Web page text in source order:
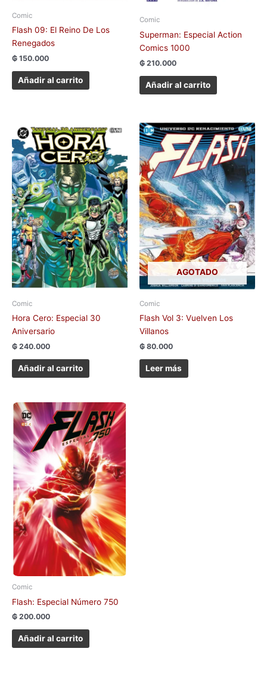
Comic
Flash 09: El Reino De Los
Renegados
₲ 150.000
Añadir al carrito
Comic
Superman: Especial Action
Comics 1000
₲ 210.000
Añadir al carrito
Comic
Hora Cero: Especial 30
Aniversario
₲ 240.000
Añadir al carrito
AGOTADO
Comic
Flash Vol 3: Vuelven Los
Villanos
₲ 80.000
Leer más
Comic
Flash: Especial Número 750
₲ 200.000
Añadir al carrito